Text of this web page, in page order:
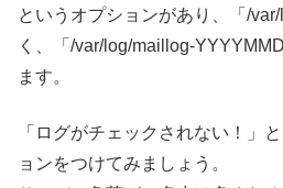
というオプションがあり、「/
く、「/var/log/maillog-
ます。
「ログがチェックされない！」
ョンをつけてみましょう。